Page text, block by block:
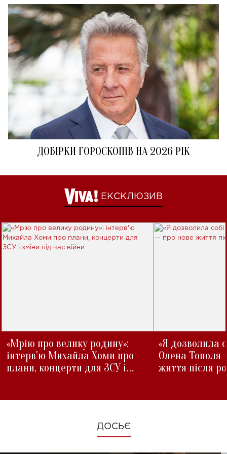
ДОБІРКИ ГОРОСКОПІВ НА 2026 РІК
ЕКСКЛЮЗИВ
«Мрію про велику родину»:
інтерв'ю Михайла Хоми про
плани, концерти для ЗСУ і
«Я дозволила
Олена Тополя
життя після
ДОСЬЄ